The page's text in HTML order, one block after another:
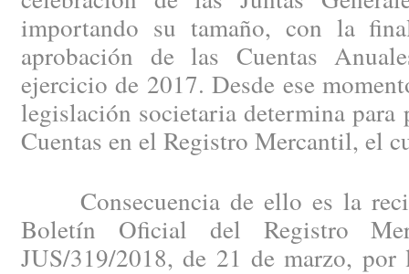
importando su tamaño, con la
aprobación de las Cuentas
ejercicio de 2017. Desde ese
legislación societaria determina para
Cuentas en el Registro Mercantil, el
Consecuencia de ello es la
Boletín Oficial del Registro
JUS/319/2018, de 21 de marzo, por